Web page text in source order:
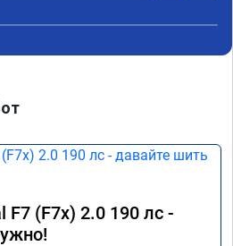
50)))ну вообщем
посмотрю как дальше
Номер
F7 (F7x) 2.0 190 лс -